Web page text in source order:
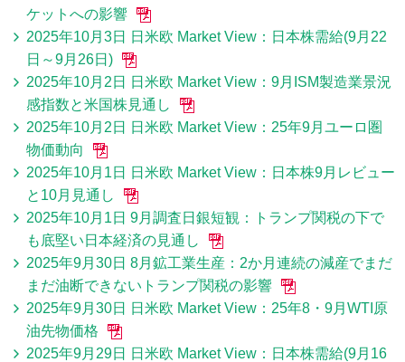
ケットへの影響
2025年10月3日 日米欧 Market View：日本株需給(9月22
日～9月26日)
2025年10月2日 日米欧 Market View：9月ISM製造業景況
感指数と米国株見通し
2025年10月2日 日米欧 Market View：25年9月ユーロ圏
物価動向
2025年10月1日 日米欧 Market View：日本株9月レビュー
と10月見通し
2025年10月1日 9月調査日銀短観：トランプ関税の下で
も底堅い日本経済の見通し
2025年9月30日 8月鉱工業生産：2か月連続の減産でまだ
まだ油断できないトランプ関税の影響
2025年9月30日 日米欧 Market View：25年8・9月WTI原
油先物価格
2025年9月29日 日米欧 Market View：日本株需給(9月16